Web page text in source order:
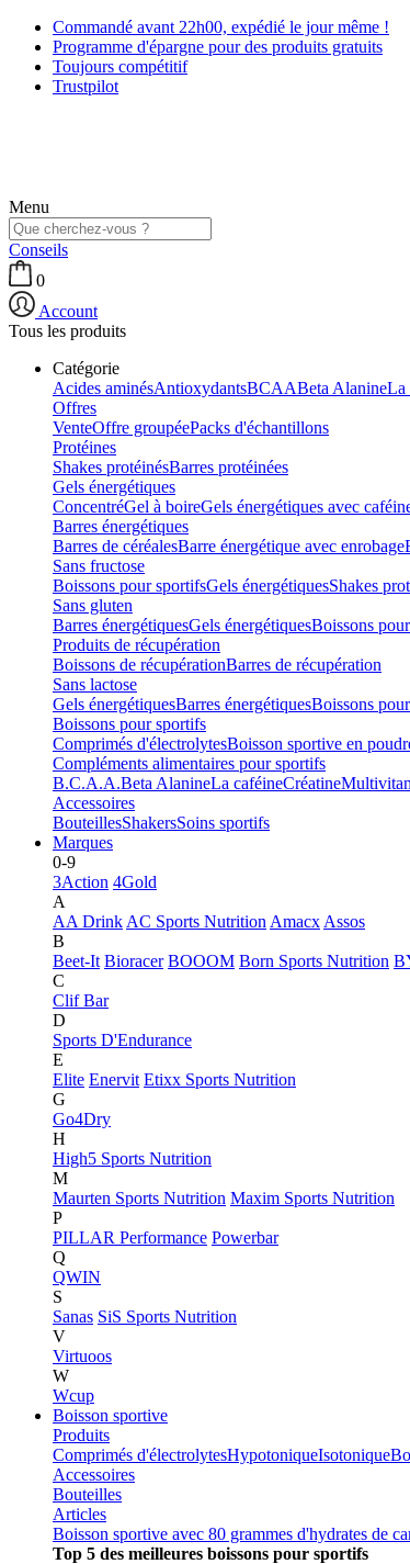
Commandé avant 22h00, expédié le jour même !
Programme d'épargne pour des produits gratuits
Toujours compétitif
Trustpilot
Menu
Conseils
0
Account
Tous les produits
Catégorie
Acides aminésAntioxydantsBCAABeta AlanineLa
Offres
VenteOffre groupéePacks d'échantillons
Protéines
Shakes protéinésBarres protéinées
Gels énergétiques
ConcentréGel à boireGels énergétiques avec
Barres énergétiques
Barres de céréalesBarre énergétique avec enrobage
Sans fructose
Boissons pour sportifsGels énergétiquesShakes
Sans gluten
Barres énergétiquesGels énergétiquesBoissons
Produits de récupération
Boissons de récupérationBarres de récupération
Sans lactose
Gels énergétiquesBarres énergétiquesBoissons
Boissons pour sportifs
Comprimés d'électrolytesBoisson sportive en
Compléments alimentaires pour sportifs
B.C.A.A.Beta AlanineLa caféineCréatine
Accessoires
BouteillesShakersSoins sportifs
Marques
0-9
3Action 4Gold
A
AA Drink AC Sports Nutrition Amacx Assos
B
Beet-It Bioracer BOOOM Born Sports Nutrition
C
Clif Bar
D
Sports D'Endurance
E
Elite Enervit Etixx Sports Nutrition
G
Go4Dry
H
High5 Sports Nutrition
M
Maurten Sports Nutrition Maxim Sports Nutrition
P
PILLAR Performance Powerbar
Q
QWIN
S
Sanas SiS Sports Nutrition
V
Virtuoos
W
Wcup
Boisson sportive
Produits
Comprimés d'électrolytesHypotoniqueIsotonique
Accessoires
Bouteilles
Articles
Boisson sportive avec 80 grammes d'hydrates de
Top 5 des meilleures boissons pour sportifs